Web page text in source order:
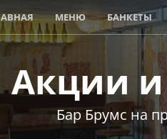
МЕНЮ БАНКЕТЫ
Акции
Бар Брумс на